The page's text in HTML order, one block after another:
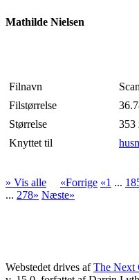
Mathilde Nielsen
Filnavn
Filstørrelse
Størrelse
353
Knyttet til
» Vis alle «Forrige «1 ...
... 278» Næste»
Webstedet drives afThe Next